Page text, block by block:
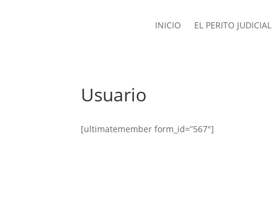
INICIO EL PERITO JUDICIAL
Usuario
[ultimatemember form_id=”567″]